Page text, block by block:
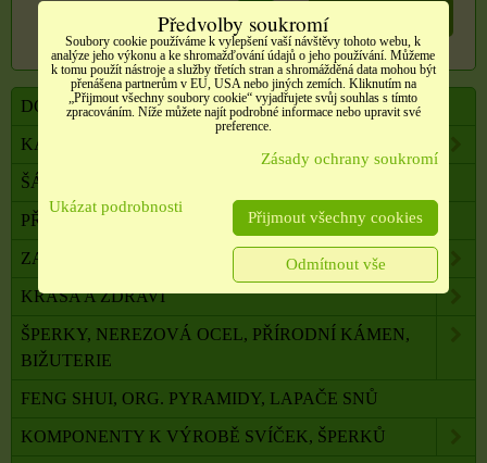
ks
DOVOLENÁ, CESTOVÁNÍ, DOPLŇKY
KABELKY, TAŠKY, SLUNEČNÍ BRÝLE AJ.
ŠÁLY, ŠÁTKY, NÁKRČNÍKY, PONOŽKY
PŘÍČESKY, DOPLŇKY DO VLASŮ
ZAHRADA, BALKON, DOMÁCNOST
KRÁSA A ZDRAVÍ
ŠPERKY, NEREZOVÁ OCEL, PŘÍRODNÍ KÁMEN,
BIŽUTERIE
FENG SHUI, ORG. PYRAMIDY, LAPAČE SNŮ
KOMPONENTY K VÝROBĚ SVÍČEK, ŠPERKŮ
Předvolby soukromí
Soubory cookie používáme k vylepšení vaší návštěvy tohoto webu, k
analýze jeho výkonu a ke shromažďování údajů o jeho používání. Můžeme
k tomu použít nástroje a služby třetích stran a shromážděná data mohou být
přenášena partnerům v EU, USA nebo jiných zemích. Kliknutím na
„Přijmout všechny soubory cookie“ vyjadřujete svůj souhlas s tímto
zpracováním. Níže můžete najít podrobné informace nebo upravit své
preference.
Zásady ochrany soukromí
Ukázat podrobnosti
Přijmout všechny cookies
Odmítnout vše